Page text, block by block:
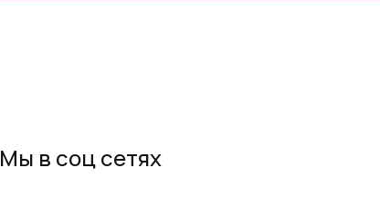
Мы в соц сетях